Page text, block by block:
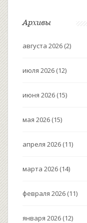
Архивы
августа 2026 (2)
июля 2026 (12)
июня 2026 (15)
мая 2026 (15)
апреля 2026 (11)
марта 2026 (14)
февраля 2026 (11)
января 2026 (12)